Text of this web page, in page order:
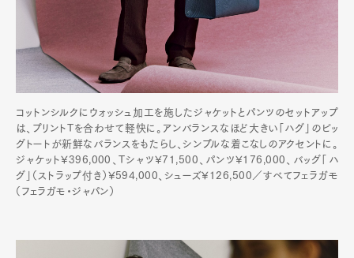
Art&Design WatchFashion
GourmetCars
ProductCulture Lifestyle
Official Columnist
コットンシルクにウォッシュ加工を施したジャケットとパンツのセットアップ
は、プリントTを合わせて軽快に。アンバランスなほど大きい「ハグ」のビッ
グトートが新鮮なバランスをもたらし、シンプルな着こなしのアクセントに。
ジャケット¥396,000、Tシャツ¥71,500、パンツ¥176,000、バッグ「ハ
グ」（ストラップ付き）¥594,000、シューズ¥126,500／すべてフェラガモ
（フェラガモ・ジャパン）